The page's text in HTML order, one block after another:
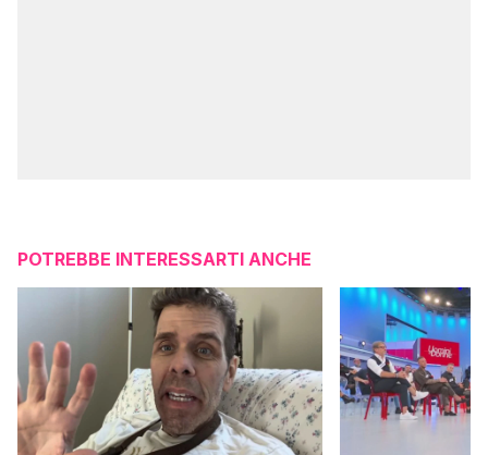
POTREBBE INTERESSARTI ANCHE